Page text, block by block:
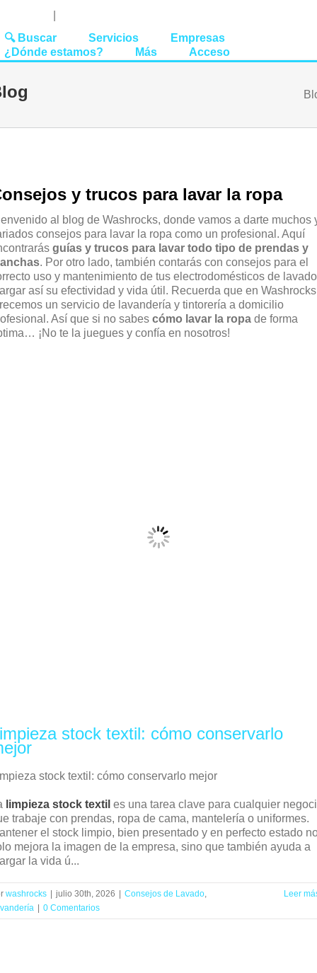
🔍 Buscar Servicios
Empresas
¿Dónde estamos?
Más Acceso
y trucos para lavar la ropa
al blog de Washrocks, donde vamos a darte muchos
consejos para lavar la ropa como un profesional. Aquí
guías y trucos para lavar todo tipo de prendas y
. Por otro lado, también contarás con consejos para el
uso y mantenimiento de tus electrodomésticos de
así su efectividad y vida útil. Recuerda que en Washrocks
un servicio de lavandería y tintorería a domicilio
Así que si no sabes cómo lavar la ropa de forma
¡No te la juegues y confía en nosotros!
stock textil: cómo conservarlo
stock textil: cómo conservarlo mejor
limpieza stock textil es una tarea clave para cualquier
trabaje con prendas, ropa de cama, mantelería o uniformes.
el stock limpio, bien presentado y en perfecto estado
mejora la imagen de la empresa, sino que también ayuda a
la vida ú...
washrocks | julio 30th, 2026 | Consejos de Lavado,
| 0 Comentarios
Leer